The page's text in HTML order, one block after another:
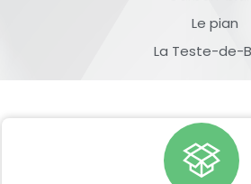
Le pian
La Teste-de-